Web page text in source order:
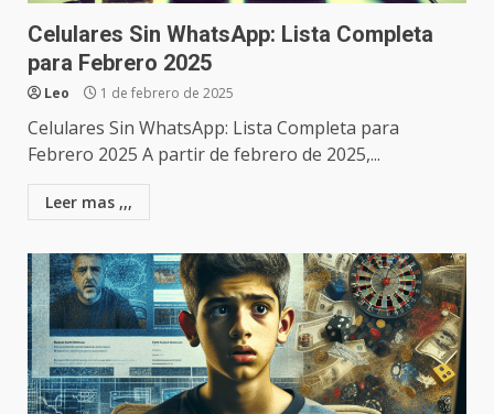
Celulares Sin WhatsApp: Lista Completa
para Febrero 2025
Leo 1 de febrero de 2025
Celulares Sin WhatsApp: Lista Completa para
Febrero 2025 A partir de febrero de 2025,...
Leer mas ,,,